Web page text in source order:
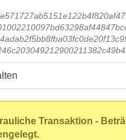
Transaktion -